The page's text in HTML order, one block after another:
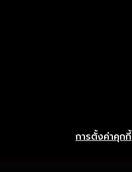
การตั้งค่าคุกกี้